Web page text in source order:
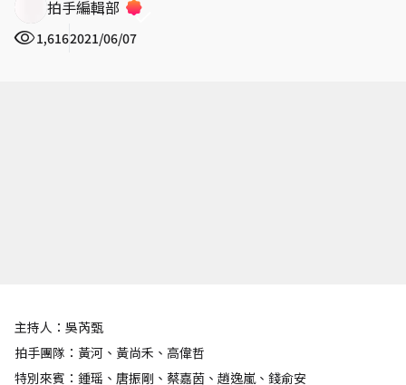
拍手編輯部
1,6162021/06/07
主持人：吳芮甄
拍手團隊：黃河、黃尚禾、高偉哲
特別來賓：鍾瑶、唐振剛、蔡嘉茵、趙逸嵐、錢俞安